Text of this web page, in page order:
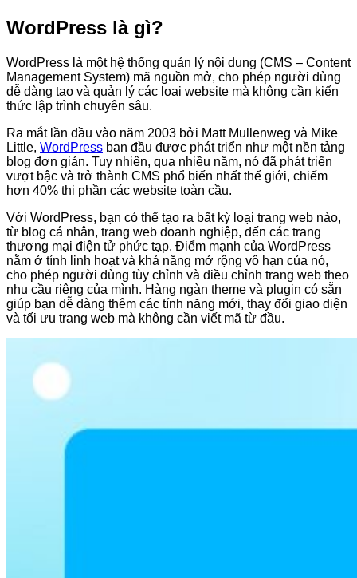
WordPress là gì?
WordPress là một hệ thống quản lý nội dung (CMS – Content
Management System) mã nguồn mở, cho phép người dùng
dễ dàng tạo và quản lý các loại website mà không cần kiến
thức lập trình chuyên sâu.
Ra mắt lần đầu vào năm 2003 bởi Matt Mullenweg và Mike
Little, WordPress ban đầu được phát triển như một nền tảng
blog đơn giản. Tuy nhiên, qua nhiều năm, nó đã phát triển
vượt bậc và trở thành CMS phổ biến nhất thế giới, chiếm
hơn 40% thị phần các website toàn cầu.
Với WordPress, bạn có thể tạo ra bất kỳ loại trang web nào,
từ blog cá nhân, trang web doanh nghiệp, đến các trang
thương mại điện tử phức tạp. Điểm mạnh của WordPress
nằm ở tính linh hoạt và khả năng mở rộng vô hạn của nó,
cho phép người dùng tùy chỉnh và điều chỉnh trang web theo
nhu cầu riêng của mình. Hàng ngàn theme và plugin có sẵn
giúp bạn dễ dàng thêm các tính năng mới, thay đổi giao diện
và tối ưu trang web mà không cần viết mã từ đầu.